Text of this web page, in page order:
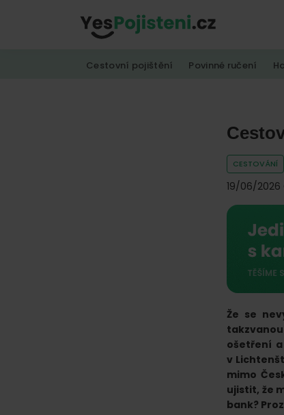
srovnávač
Cestovní pojištění Povinné ručení
CESTOVÁNÍ
19/06/2026
Že se
ošetření
v
mimo
ujistit, že
bank?